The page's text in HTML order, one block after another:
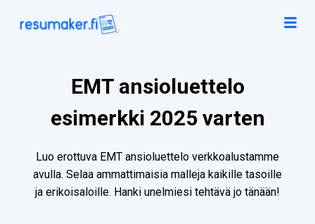
EMT ansioluettelo
esimerkki 2025 varten
Luo erottuva EMT ansioluettelo verkkoalustamme
avulla. Selaa ammattimaisia malleja kaikille tasoille
ja erikoisaloille. Hanki unelmiesi tehtävä jo tänään!